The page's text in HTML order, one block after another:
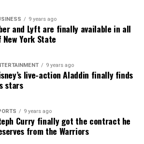
tempora incidunt ut labore et
quaerat voluptatem. Ut enim ad
nostrum exercitationem ullam
9 years ago
and Lyft are finally available in all
New York State
9 years ago
live-action Aladdin finally finds
stars
9 years ago
Curry finally got the contract he
from the Warriors